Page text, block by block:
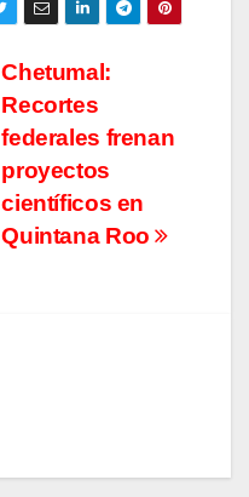
Chetumal:
Recortes
federales frenan
proyectos
científicos en
Quintana Roo